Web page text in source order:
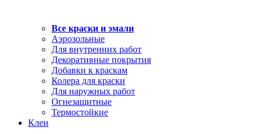
Все краски и эмали
Аэрозольные
Для внутренних работ
Декоративные покрытия
Добавки к краскам
Колера для краски
Для наружных работ
Огнезащитные
Термостойкие
Клеи